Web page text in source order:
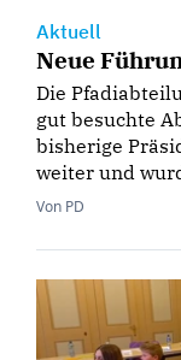
Aktuell
Neue
Die
gut besuchte
bisherige
weiter und
Von PD